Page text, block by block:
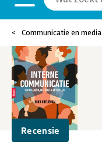
Communicatie en media
Recensie